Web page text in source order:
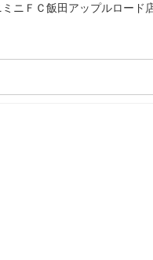
ニＦＣ飯田アップルロード店